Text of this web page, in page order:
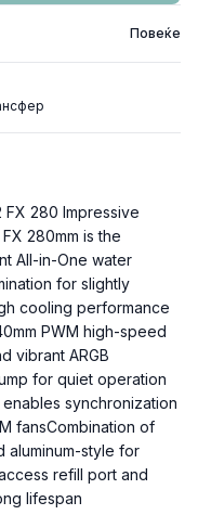
Повеќе
FX 280 Impressive
280mm is the
All-in-One water
for slightly
cooling performance
PWM high-speed
vibrant ARGB
for quiet operation
enables synchronization
fansCombination of
aluminum-style for
refill port and
lifespan